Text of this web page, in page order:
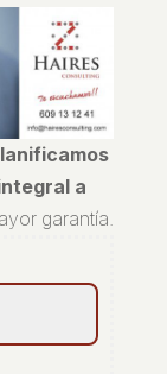
a
garantía.